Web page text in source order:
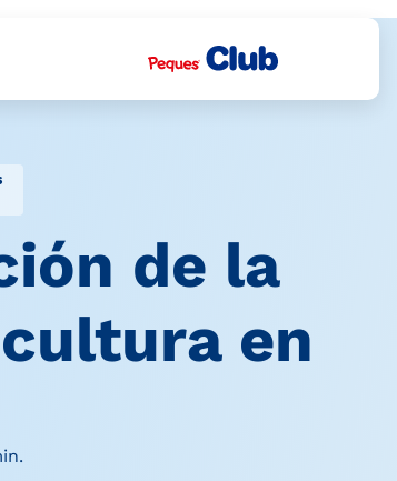
de la
en